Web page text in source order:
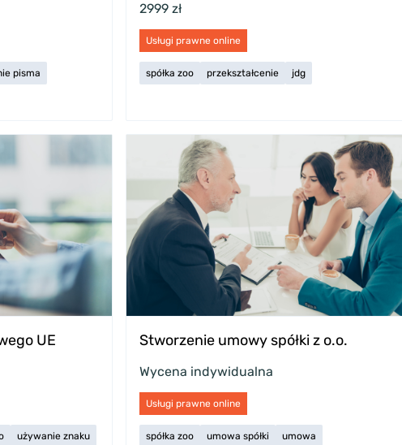
pisma
2999 zł
Usługi prawne online
spółka zoo przekształcenie jdg
UE
używanie znaku
Stworzenie umowy spółki z o.o.
Wycena indywidualna
Usługi prawne online
spółka zoo umowa spółki umowa